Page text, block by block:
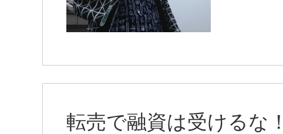
転売で融資は受けるな！